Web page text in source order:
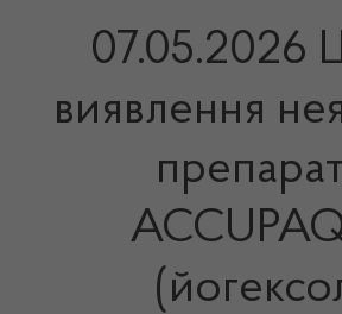
07.05.2026
виявлення